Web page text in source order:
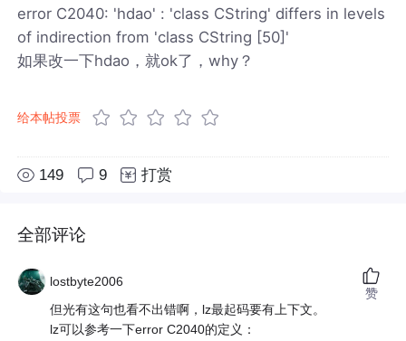
error C2040: 'hdao' : 'class CString' differs in levels
of indirection from 'class CString [50]'
如果改一下hdao，就ok了，why？
给本帖投票
149 9 打赏
全部评论
lostbyte2006
但光有这句也看不出错啊，lz最起码要有上下文。
lz可以参考一下error C2040的定义：
赞